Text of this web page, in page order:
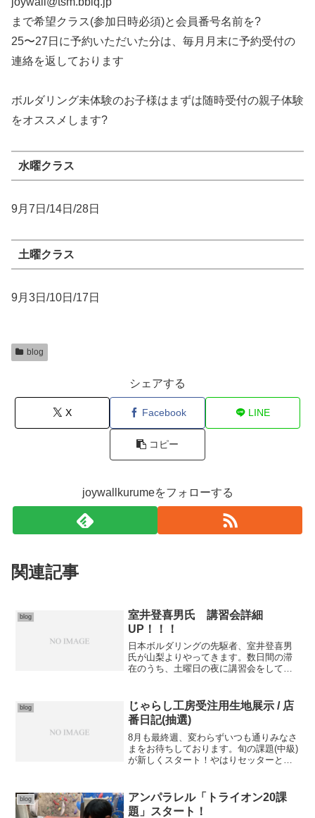
まで希望クラス(参加日時必須)と会員番号名前を?
25〜27日に予約いただいた分は、毎月月末に予約受付の
連絡を返しております
ボルダリング未体験のお子様はまずは随時受付の親子体験
をオススメします?
水曜クラス
9月7日/14日/28日
土曜クラス
9月3日/10日/17日
blog
シェアする
X Facebook LINE
コピー
joywallkurumeをフォローする
関連記事
blog
室井登喜男氏 講習会詳細
UP！！！
日本ボルダリングの先駆者、室井登喜男
氏が山梨よりやってきます。数日間の滞
在のうち、土曜日の夜に講習会をしてい
もしくは 田嶋一平（facebook可能）ま
で
blog
じゃらし工房受注用生地展示 / 店
番日記(抽選)
8月も最終週、変わらずいつも通りみなさ
まをお待ちしております。旬の課題(中級)
が新しくスタート！やはりセッターとし
旬の課題(中級)チェックシートを提出して
くれた方に何か...
blog
アンパラレル「トライオン20課
題」スタート！